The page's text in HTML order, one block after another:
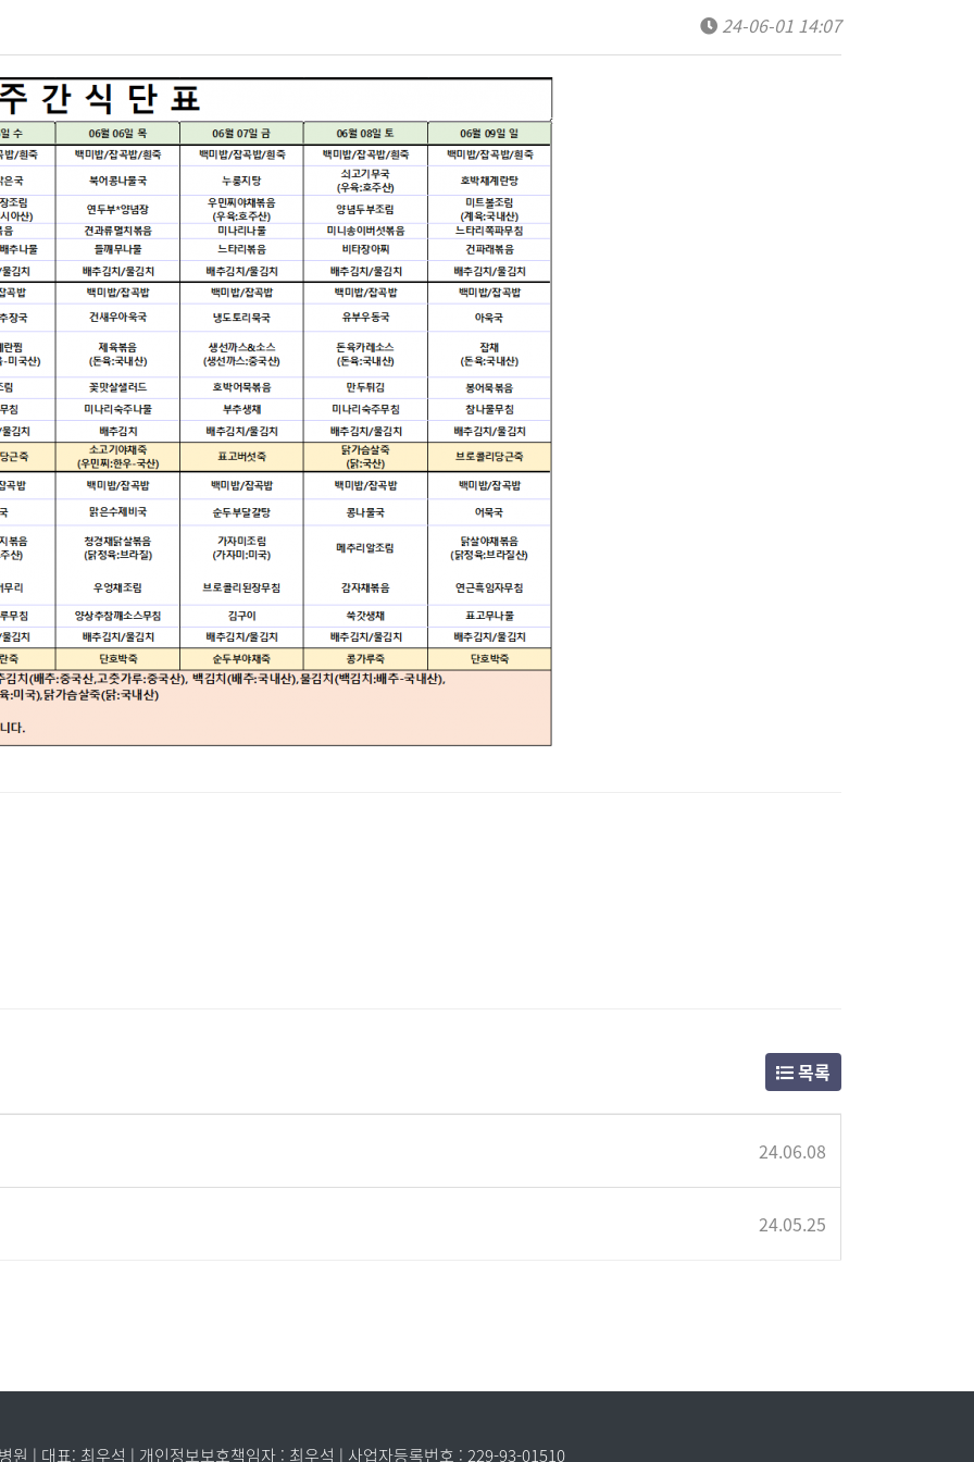
24-06-01 14:07
목록
24.06.08
24.05.25
원 | 대표: 최우석 | 개인정보보호책임자 : 최우석 | 사업자등록번호 : 229-93-01510